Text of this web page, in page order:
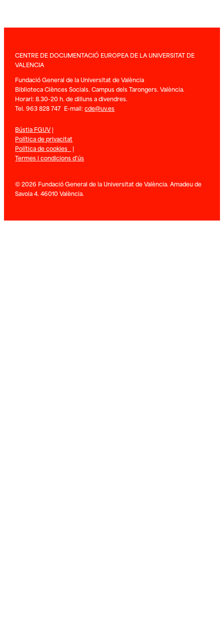
CENTRE DE DOCUMENTACIÓ EUROPEA DE LA UNIVERSITAT DE
VALENCIA
Fundació General de la Universitat de València
Biblioteca Ciènces Socials. Campus dels Tarongers. València.
Horari: 8.30-20 h. de dilluns a divendres.
Tel. 963 828 747 E-mail:cde@uv.es
Bústia FGUV|
Política de privacitat
Política de cookies |
Termes i condicions d’ús
© 2026 Fundació General de la Universitat de València. Amadeu de
Savoia 4. 46010 València.